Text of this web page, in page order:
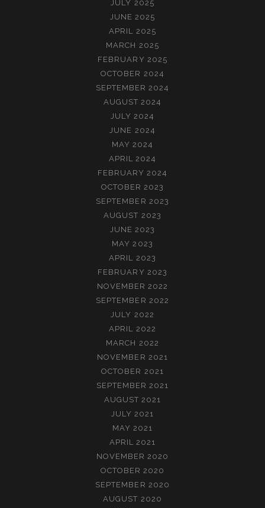
JULY 2025
JUNE 2025
APRIL 2025
MARCH 2025
FEBRUARY 2025
OCTOBER 2024
SEPTEMBER 2024
AUGUST 2024
JULY 2024
JUNE 2024
MAY 2024
APRIL 2024
FEBRUARY 2024
OCTOBER 2023
SEPTEMBER 2023
AUGUST 2023
JUNE 2023
MAY 2023
APRIL 2023
FEBRUARY 2023
NOVEMBER 2022
SEPTEMBER 2022
JULY 2022
APRIL 2022
MARCH 2022
NOVEMBER 2021
OCTOBER 2021
SEPTEMBER 2021
AUGUST 2021
JULY 2021
MAY 2021
APRIL 2021
NOVEMBER 2020
OCTOBER 2020
SEPTEMBER 2020
AUGUST 2020